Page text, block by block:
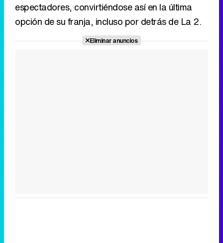
espectadores, convirtiéndose así en la última
opción de su franja, incluso por detrás de La 2.
Eliminar anuncios